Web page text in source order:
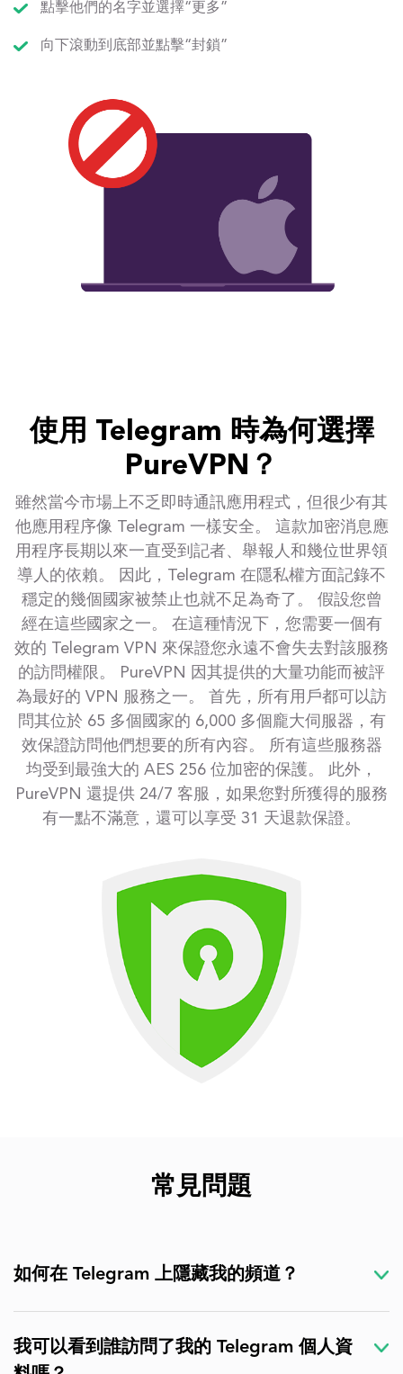
點擊他們的名字並選擇“更多”
向下滾動到底部並點擊“封鎖”
使用 Telegram 時為何選擇
PureVPN？
雖然當今市場上不乏即時通訊應用程式，但很少有其
他應用程序像 Telegram 一樣安全。 這款加密消息應
用程序長期以來一直受到記者、舉報人和幾位世界領
導人的依賴。 因此，Telegram 在隱私權方面記錄不
穩定的幾個國家被禁止也就不足為奇了。 假設您曾
經在這些國家之一。 在這種情況下，您需要一個有
效的 Telegram VPN 來保證您永遠不會失去對該服務
的訪問權限。 PureVPN 因其提供的大量功能而被評
為最好的 VPN 服務之一。 首先，所有用戶都可以訪
問其位於 65 多個國家的 6,000 多個龐大伺服器，有
效保證訪問他們想要的所有內容。 所有這些服務器
均受到最強大的 AES 256 位加密的保護。 此外，
PureVPN 還提供 24/7 客服，如果您對所獲得的服務
有一點不滿意，還可以享受 31 天退款保證。
常見問題
如何在 Telegram 上隱藏我的頻道？
我可以看到誰訪問了我的 Telegram 個人資